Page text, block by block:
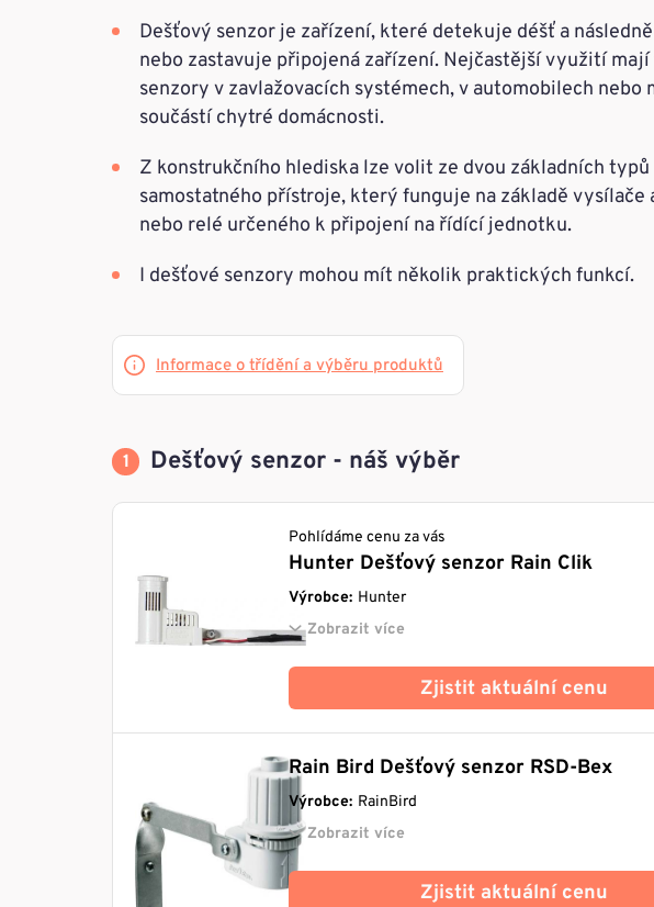
Dešťový senzor je zařízení, které detekuje déšť a
nebo zastavuje připojená zařízení. Nejčastější využití
senzory v zavlažovacích systémech, v automobilech nebo
součástí chytré domácnosti.
Z konstrukčního hlediska lze volit ze dvou základních typů
samostatného přístroje, který funguje na základě vysílače
nebo relé určeného k připojení na řídící jednotku.
I dešťové senzory mohou mít několik praktických funkcí.
Informace o třídění a výběru produktů
Dešťový senzor - náš výběr
Pohlídáme cenu za vás
Hunter Dešťový senzor Rain Clik
Výrobce: Hunter
Zobrazit více
Zjistit aktuální cenu
Rain Bird Dešťový senzor RSD-Bex
Výrobce: RainBird
Zobrazit více
Zjistit aktuální cenu